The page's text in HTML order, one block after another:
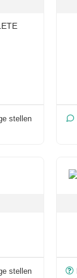
stellen
stellen